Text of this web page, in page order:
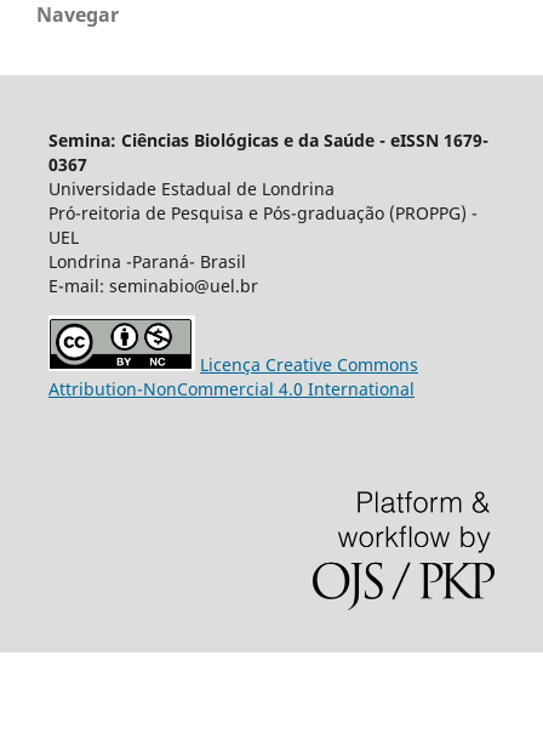
Navegar
Semina: Ciências Biológicas e da Saúde - eISSN 1679-
0367
Universidade Estadual de Londrina
Pró-reitoria de Pesquisa e Pós-graduação (PROPPG) -
UEL
Londrina -Paraná- Brasil
E-mail: seminabio@uel.br
Licença Creative Commons
Attribution-NonCommercial 4.0 International